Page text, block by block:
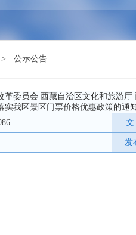
> 公示公告
革委员会 西藏自治区文化和旅游
实我区景区门票价格优惠政策的通
发